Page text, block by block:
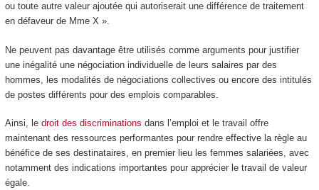
ou toute autre valeur ajoutée qui autoriserait une différence de traitement
en défaveur de Mme X ».
Ne peuvent pas davantage être utilisés comme arguments pour justifier
une inégalité une négociation individuelle de leurs salaires par des
hommes, les modalités de négociations collectives ou encore des intitulés
de postes différents pour des emplois comparables.
Ainsi, le droit des discriminations dans l’emploi et le travail offre
maintenant des ressources performantes pour rendre effective la règle au
bénéfice de ses destinataires, en premier lieu les femmes salariées, avec
notamment des indications importantes pour apprécier le travail de valeur
égale.